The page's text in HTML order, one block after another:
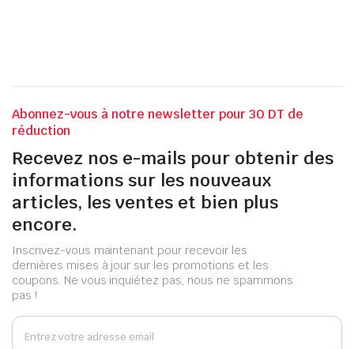
Abonnez-vous à notre newsletter pour 30 DT de
réduction
Recevez nos e-mails pour obtenir des
informations sur les nouveaux
articles, les ventes et bien plus
encore.
Inscrivez-vous maintenant pour recevoir les
dernières mises à jour sur les promotions et les
coupons. Ne vous inquiétez pas, nous ne spammons
pas !